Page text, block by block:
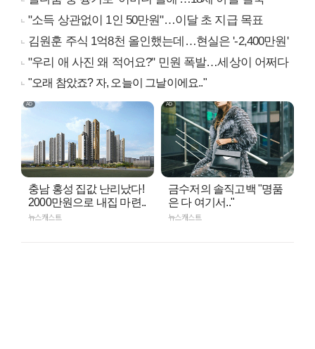
"소득 상관없이 1인 50만원"…이달 초 지급 목표
김원훈 주식 1억8천 올인했는데…현실은 '-2,400만원'
"우리 애 사진 왜 적어요?" 민원 폭발…세상이 어쩌다
"오래 참았죠? 자, 오늘이 그날이에요.."
충남 홍성 집값 난리났다!
2000만원으로 내집 마련..
뉴스캐스트
금수저의 솔직고백 "명품
은 다 여기서.."
뉴스캐스트